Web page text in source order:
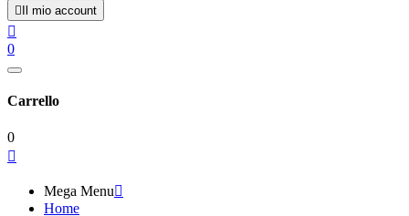

Il mio account

0
Carrello
0

Mega Menu
Home